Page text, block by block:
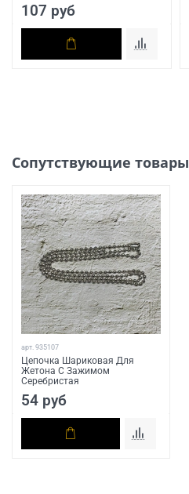
107 руб
Сопутствующие товары
арт. 935107
Цепочка Шариковая Для
Жетона С Зажимом
Серебристая
54 руб